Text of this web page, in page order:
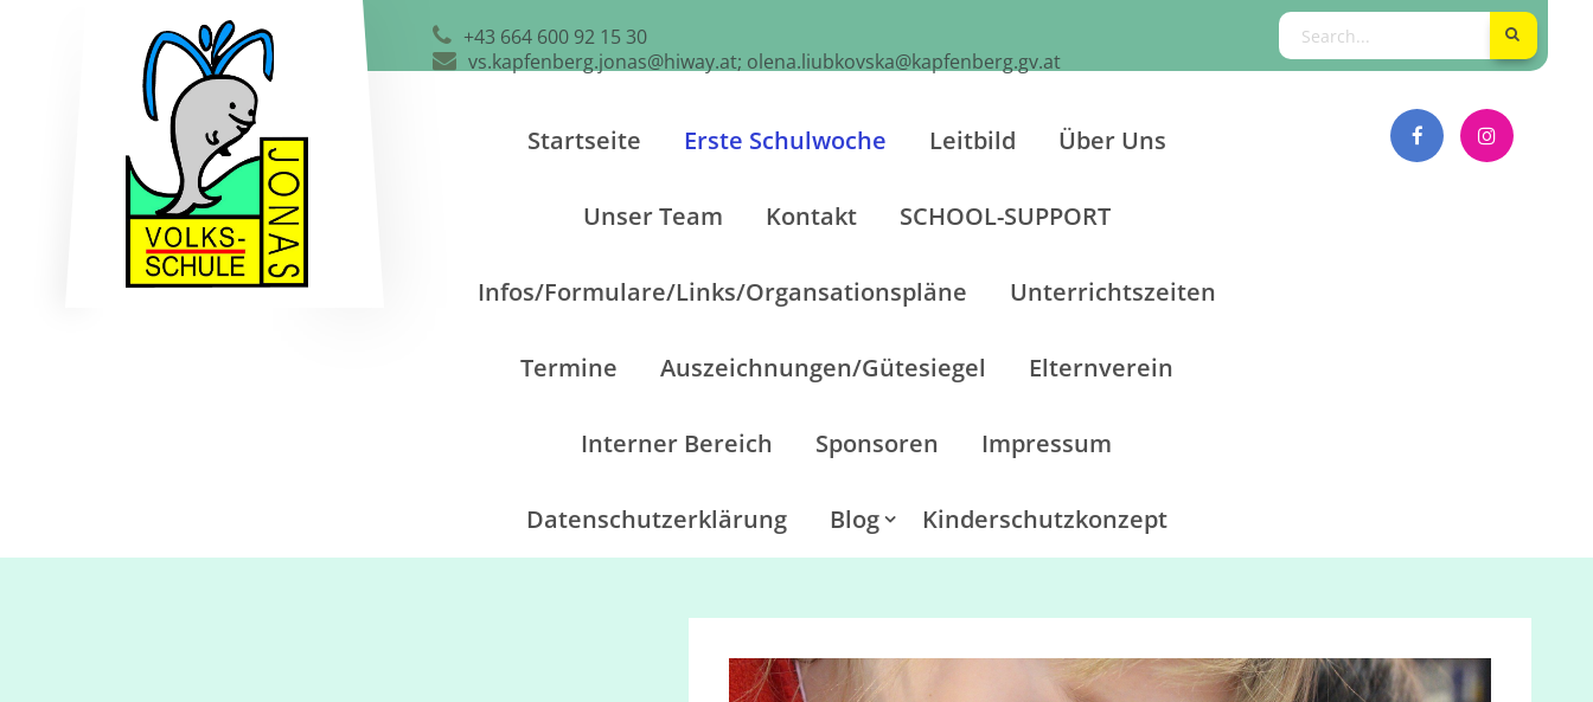
+43 664 600 92 15 30
vs.kapfenberg.jonas@hiway.at; olena.liubkovska@kapfenberg.gv.at
Startseite Erste Schulwoche Leitbild Über Uns
Unser Team Kontakt SCHOOL-SUPPORT
Infos/Formulare/Links/Organsationspläne Unterrichtszeiten
Termine Auszeichnungen/Gütesiegel Elternverein
Interner Bereich Sponsoren Impressum
Datenschutzerklärung Blog Kinderschutzkonzept